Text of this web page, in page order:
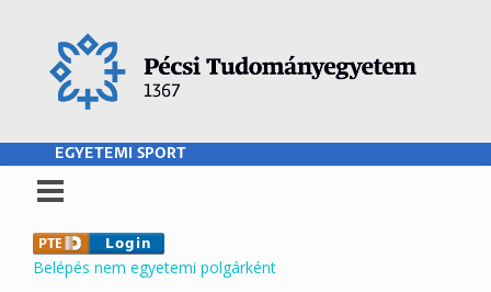
EGYETEMI SPORT
Belépés nem egyetemi polgárként